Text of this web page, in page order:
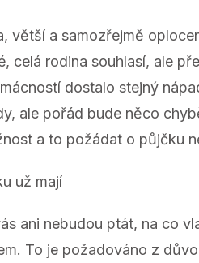
větší a samozřejmě
celá rodina souhlasí, ale
dostalo stejný
ale pořád bude něco
a to požádat o půjčku
ani nebudou ptát, na co
To je požadováno z